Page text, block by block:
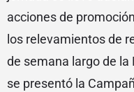
acciones de
los relevamientos de
de semana largo de la
se presentó la